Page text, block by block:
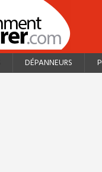
DÉPANNEURS